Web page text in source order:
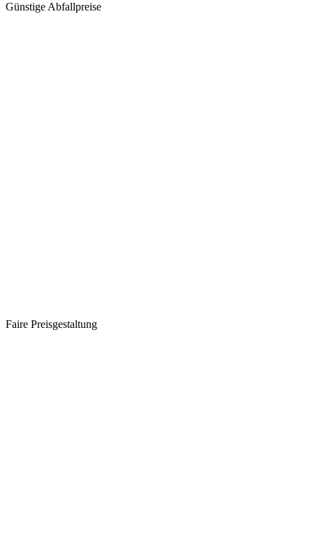
Günstige Abfallpreise
Faire Preisgestaltung